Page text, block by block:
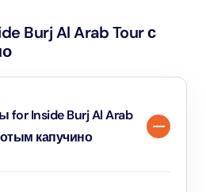
Burj Al Arab Tour с
for Inside Burj Al Arab
капучино